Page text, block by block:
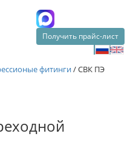
Получить прайс-лист
фитинги/СВК ПЭ